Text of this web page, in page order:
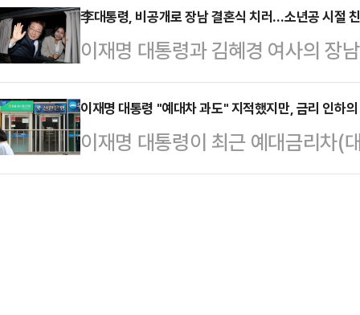
임기는 직전 당대표인 이재명 대통
재명 정부 출범 후 집권여당 첫 당
갖는다.만만…
순방길에 오르는 것으로, 지난
외교가 복귀하는 셈이다.이 대통령
은 도널드 트럼프 미국 대통령과의
위원회 없이 출범한 국내 정치 상황
프 대통령과의 전화 통화 이후 결
에 따르면 …
李대통령, 비공개로 장남 결혼식 치러…소년공 시절
이재명 대통령과 김혜경 여사의 장
식을 올렸다. 결혼식에는 이 대통령
하객으로 참석한 것으로 알려졌다.
식은 대통령 내외와 가족, 친지들이
밝혔다.결혼식에는 더불어민주당
이재명 대통령 "예대차 과도" 지적했지만, 금리 인하
이재명 대통령이 최근 예대금리차(
식을 드러내면서 금융권이 가산금